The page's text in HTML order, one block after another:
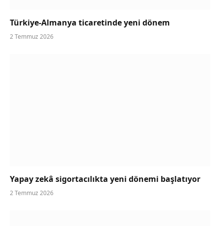
Türkiye-Almanya ticaretinde yeni dönem
2 Temmuz 2026
Yapay zekâ sigortacılıkta yeni dönemi başlatıyor
2 Temmuz 2026